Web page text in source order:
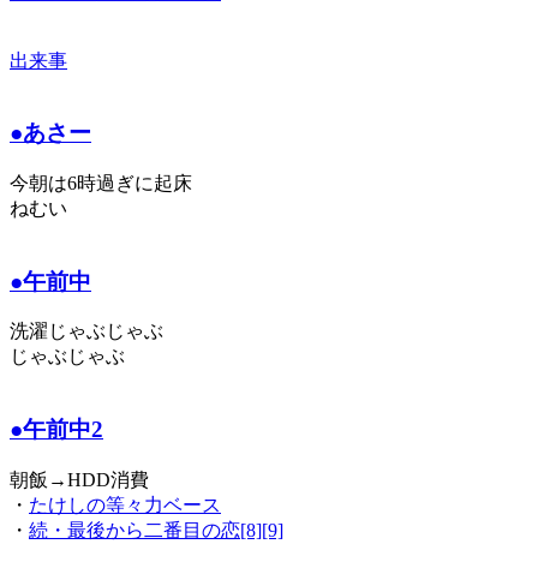
出来事
●あさー
今朝は6時過ぎに起床
ねむい
●午前中
洗濯じゃぶじゃぶ
じゃぶじゃぶ
●午前中2
朝飯→HDD消費
・ たけしの等々力ベース
・ 続・最後から二番目の恋[8][9]